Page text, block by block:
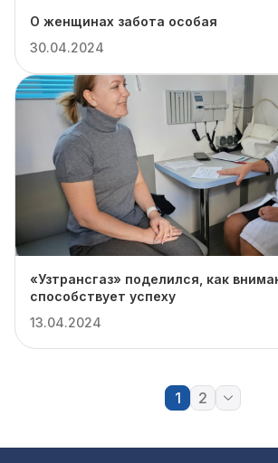
О женщинах забота особая
30.04.2024
«Узтрансгаз» поделился, как
способствует успеху
13.04.2024
1 2